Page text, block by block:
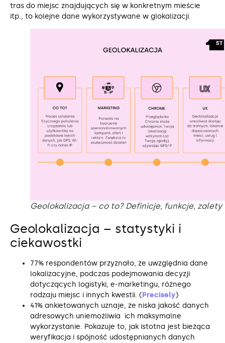
tras do miejsc znajdujących się w konkretnym mieście
itp., to kolejne dane wykorzystywane w glokalizacji.
Geolokalizacja – co to? Definicje, funkcje, zalety
Geolokalizacja – statystyki i
ciekawostki
77% respondentów przyznało, że uwzględnia dane
lokalizacyjne, podczas podejmowania decyzji
dotyczących logistyki, e-marketingu, różnego
rodzaju miejsc i innych kwestii. (Precisely)
41% ankietowanych uznaje, że niska jakość danych
adresowych uniemożliwia ich maksymalne
wykorzystanie. Pokazuje to, jak istotna jest bieżąca
weryfikacja i spójność udostępnianych danych